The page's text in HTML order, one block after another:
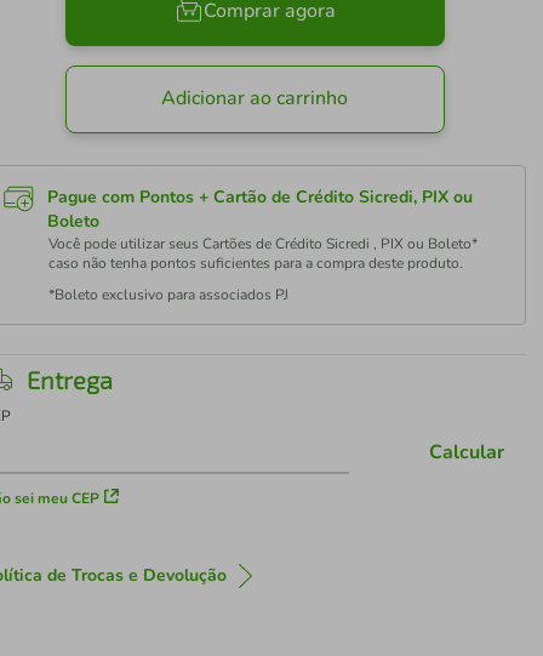
Comprar agora
Adicionar ao carrinho
Pague com Pontos + Cartão de Crédito Sicredi, PIX ou
Boleto
Você pode utilizar seus Cartões de Crédito Sicredi , PIX ou Boleto*
caso não tenha pontos suficientes para a compra deste produto.
*Boleto exclusivo para associados PJ
Entrega
sei meu CEP
Calcular
de Trocas e Devolução